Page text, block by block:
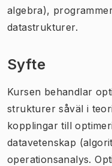
algebra),
datastrukturer.
Syfte
Kursen behandlar
strukturer såväl i
kopplingar till
datavetenskap
operationsanalys.